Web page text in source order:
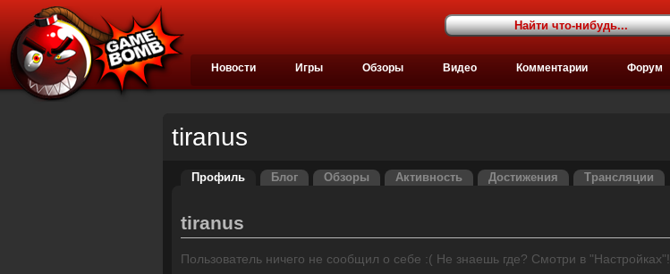
Новости Игры Обзоры Видео Комментарии Форум
tiranus
Профиль Блог Обзоры Активность Достижения Трансляции
tiranus
Пользователь ничего не сообщил о себе :( Не знаешь где? Смотри в "Настройках"!